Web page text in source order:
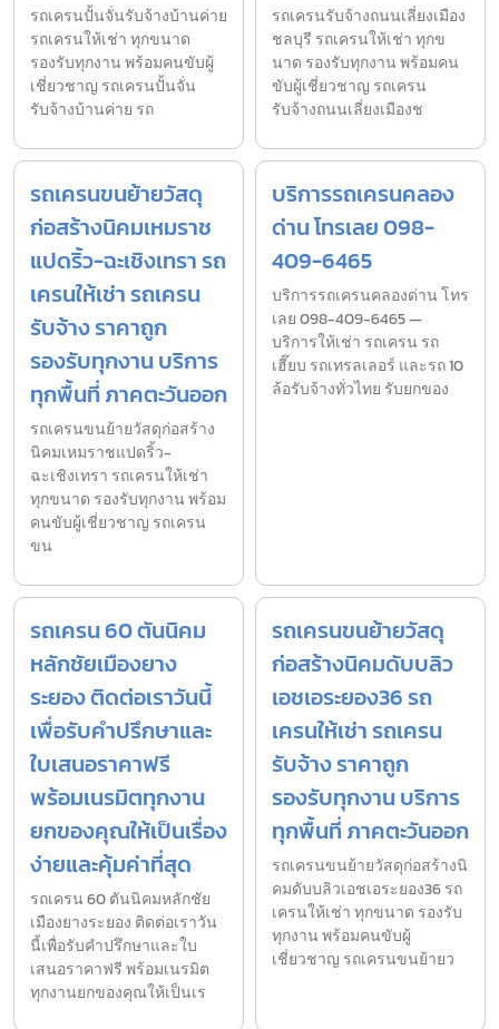
รถเครนปั้นจั่นรับจ้างบ้านค่าย
รถเครนให้เช่า ทุกขนาด
รองรับทุกงาน พร้อมคนขับผู้
เชี่ยวชาญ รถเครนปั้นจั่น
รับจ้างบ้านค่าย รถ
รถเครนรับจ้างถนนเลี่ยงเมือง
ชลบุรี รถเครนให้เช่า ทุกข
นาด รองรับทุกงาน พร้อมคน
ขับผู้เชี่ยวชาญ รถเครน
รับจ้างถนนเลี่ยงเมืองช
รถเครนขนย้ายวัสดุ
ก่อสร้างนิคมเหมราช
แปดริ้ว-ฉะเชิงเทรา รถ
เครนให้เช่า รถเครน
รับจ้าง ราคาถูก
รองรับทุกงาน บริการ
ทุกพื้นที่ ภาคตะวันออก
รถเครนขนย้ายวัสดุก่อสร้าง
นิคมเหมราชแปดริ้ว-
ฉะเชิงเทรา รถเครนให้เช่า
ทุกขนาด รองรับทุกงาน พร้อม
คนขับผู้เชี่ยวชาญ รถเครน
ขน
บริการรถเครนคลอง
ด่าน โทรเลย 098-
409-6465
บริการรถเครนคลองด่าน โทร
เลย 098-409-6465 —
บริการให้เช่า รถเครน รถ
เฮี๊ยบ รถเทรลเลอร์ และรถ 10
ล้อรับจ้างทั่วไทย รับยกของ
รถเครน 60 ตันนิคม
หลักชัยเมืองยาง
ระยอง ติดต่อเราวันนี้
เพื่อรับคำปรึกษาและ
ใบเสนอราคาฟรี
พร้อมเนรมิตทุกงาน
ยกของคุณให้เป็นเรื่อง
ง่ายและคุ้มค่าที่สุด
รถเครน 60 ตันนิคมหลักชัย
เมืองยางระยอง ติดต่อเราวัน
นี้เพื่อรับคำปรึกษาและใบ
เสนอราคาฟรี พร้อมเนรมิต
ทุกงานยกของคุณให้เป็นเร
รถเครนขนย้ายวัสดุ
ก่อสร้างนิคมดับบลิว
เอชเอระยอง36 รถ
เครนให้เช่า รถเครน
รับจ้าง ราคาถูก
รองรับทุกงาน บริการ
ทุกพื้นที่ ภาคตะวันออก
รถเครนขนย้ายวัสดุก่อสร้างนิ
คมดับบลิวเอชเอระยอง36 รถ
เครนให้เช่า ทุกขนาด รองรับ
ทุกงาน พร้อมคนขับผู้
เชี่ยวชาญ รถเครนขนย้ายว